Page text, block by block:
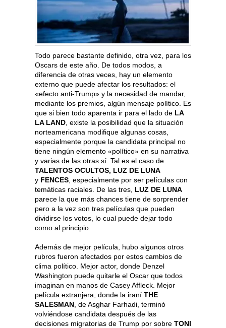
Todo parece bastante definido, otra vez, para los
Oscars de este año. De todos modos, a
diferencia de otras veces, hay un elemento
externo que puede afectar los resultados: el
«efecto anti-Trump» y la necesidad de mandar,
mediante los premios, algún mensaje político. Es
que si bien todo aparenta ir para el lado de LA
LA LAND , existe la posibilidad que la situación
norteamericana modifique algunas cosas,
especialmente porque la candidata principal no
tiene ningún elemento «político» en su narrativa
y varias de las otras sí. Tal es el caso de
TALENTOS OCULTOS, LUZ DE LUNA
y FENCES , especialmente por ser películas con
temáticas raciales. De las tres, LUZ DE LUNA
parece la que más chances tiene de sorprender
pero a la vez son tres películas que pueden
dividirse los votos, lo cual puede dejar todo
como al principio.
Además de mejor película, hubo algunos otros
rubros fueron afectados por estos cambios de
clima político. Mejor actor, donde Denzel
Washington puede quitarle el Oscar que todos
imaginan en manos de Casey Affleck. Mejor
película extranjera, donde la iraní THE
SALESMAN , de Asghar Farhadi, terminó
volviéndose candidata después de las
decisiones migratorias de Trump por sobre TONI